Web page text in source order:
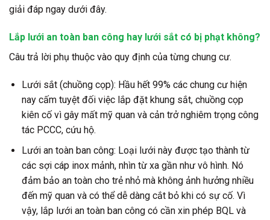
giải đáp ngay dưới đây.
Lắp lưới an toàn ban công hay lưới sắt có bị phạt không?
Câu trả lời phụ thuộc vào quy định của từng chung cư.
Lưới sắt (chuồng cọp): Hầu hết 99% các chung cư hiện
nay cấm tuyệt đốiviệc lắp đặt khung sắt, chuồng cọp
kiên cố vì gây mất mỹ quan và cản trở nghiêm trọng công
tác PCCC, cứu hộ.
Lưới an toàn ban công: Loại lưới này được tạo thành từ
các sợi cáp inox mảnh, nhìn từ xa gần như vô hình. Nó
đảm bảo an toàn cho trẻ nhỏ mà không ảnh hưởng nhiều
đến mỹ quan và có thể dễ dàng cắt bỏ khi có sự cố. Vì
vậy, lắp lưới an toàn ban công có cần xin phép BQL và